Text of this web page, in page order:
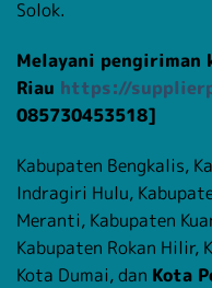
Solok.
Melayani pengiriman
Riau https://
085730453518]
Kabupaten Bengkalis,
Indragiri Hulu,
Meranti, Kabupaten
Kabupaten Rokan Hilir,
Kota Dumai, dan Kota